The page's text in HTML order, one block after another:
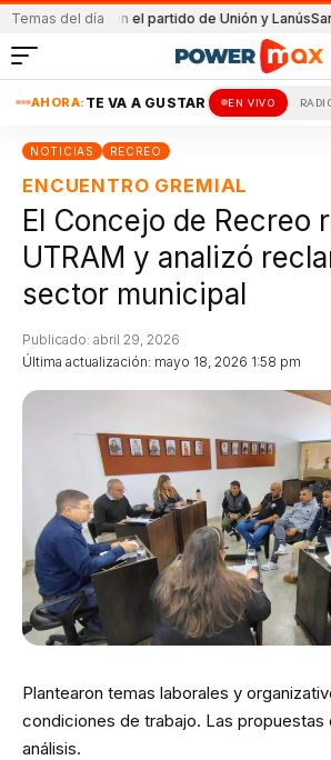
Temas del día
en el partido de Unión y LanúsSanta Fe
AHORA: TE VA A GUSTAR EN VIVO
NOTICIAS RECREO
ENCUENTRO GREMIAL
El Concejo de Recreo
UTRAM y analizó
sector municipal
Última actualización: mayo 18, 2026 1:58 pm
Publicado: abril 29, 2026
Plantearon temas laborales y
condiciones de trabajo. Las propuestas
análisis.